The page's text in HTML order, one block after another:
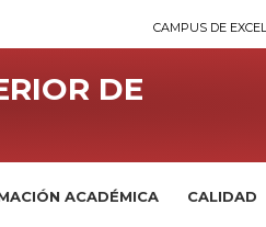
CAMPUS DE
DE
ACADÉMICA CALIDAD